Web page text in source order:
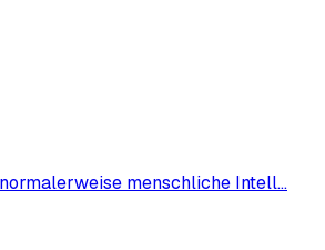
menschliche Intell…